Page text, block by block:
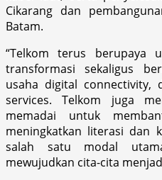
Cikarang dan
Batam.
“Telkom terus berupaya
transformasi sekaligus
usaha digital
services. Telkom juga
memadai untuk
meningkatkan literasi dan
salah satu modal
mewujudkan cita-cita